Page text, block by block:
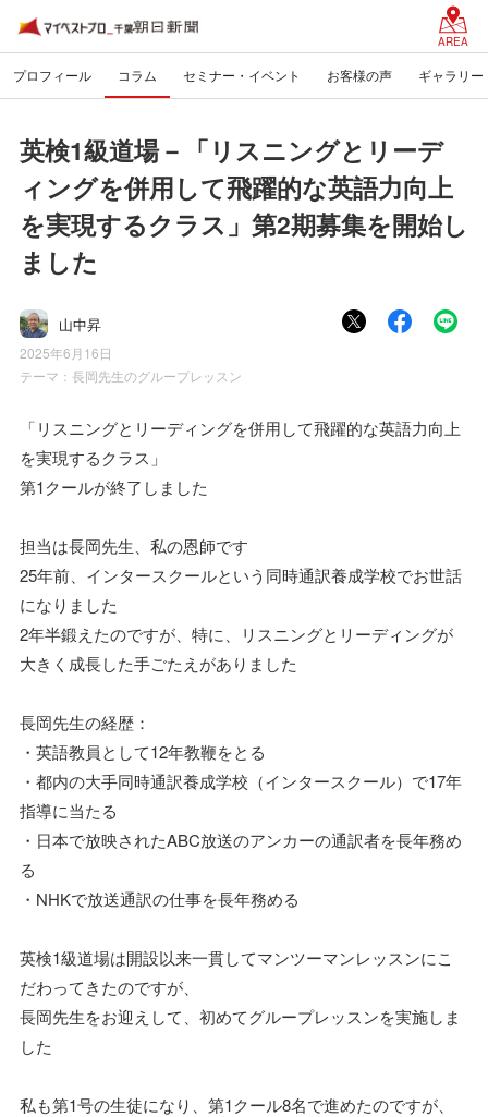
AREA
プロフィール コラム セミナー・イベント お客様の声 ギャラリー
英検1級道場－「リスニングとリーデ
ィングを併用して飛躍的な英語力向上
を実現するクラス」第2期募集を開始し
ました
山中昇
2025年6月16日
テーマ： 長岡先生のグループレッスン
「リスニングとリーディングを併用して飛躍的な英語力向上
を実現するクラス」
第1クールが終了しました
担当は長岡先生、私の恩師です
25年前、インタースクールという同時通訳養成学校でお世話
になりました
2年半鍛えたのですが、特に、リスニングとリーディングが
大きく成長した手ごたえがありました
長岡先生の経歴：
・英語教員として12年教鞭をとる
・都内の大手同時通訳養成学校（インタースクール）で17年
指導に当たる
・日本で放映されたABC放送のアンカーの通訳者を長年務め
る
・NHKで放送通訳の仕事を長年務める
英検1級道場は開設以来一貫してマンツーマンレッスンにこ
だわってきたのですが、
長岡先生をお迎えして、初めてグループレッスンを実施しま
した
私も第1号の生徒になり、第1クール8名で進めたのですが、